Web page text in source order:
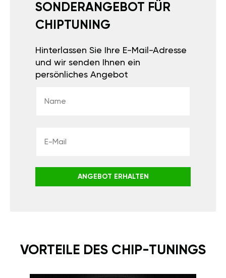
SONDERANGEBOT FÜR
CHIPTUNING
Hinterlassen Sie Ihre E-Mail-Adresse
und wir senden Ihnen ein
persönliches Angebot
ANGEBOT ERHALTEN
VORTEILE DES CHIP-TUNINGS